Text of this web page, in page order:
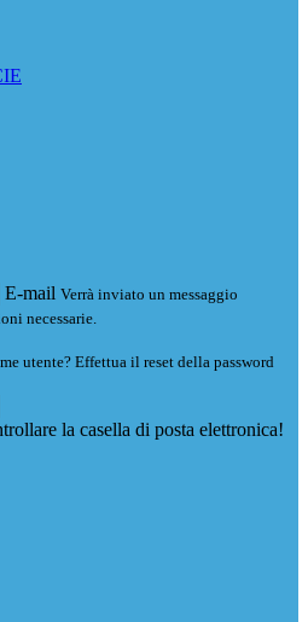
E-mail Verrà inviato un messaggio
necessarie.
utente? Effettua il reset della password
la casella di posta elettronica!